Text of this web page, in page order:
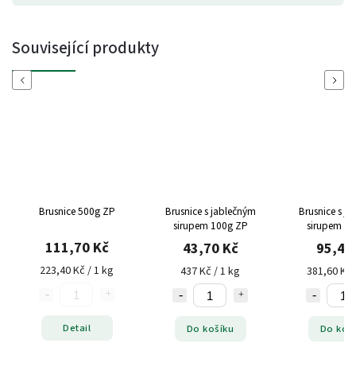
Související produkty
Previous
Brusnice 500g ZP
111,70 Kč
223,40 Kč / 1 kg
Detail
Brusnice s jablečným
sirupem 100g ZP
43,70 Kč
437 Kč / 1 kg
Do košíku
Brusnice s
sirupem
95,40
381,60 Kč
Do
Next